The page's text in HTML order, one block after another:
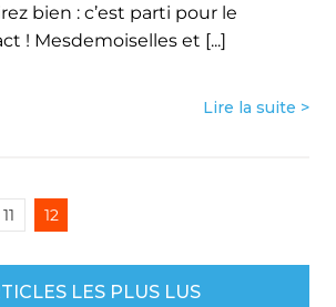
bien : c’est parti pour le
! Mesdemoiselles et [...]
Lire la suite >
11 12
LES PLUS LUS